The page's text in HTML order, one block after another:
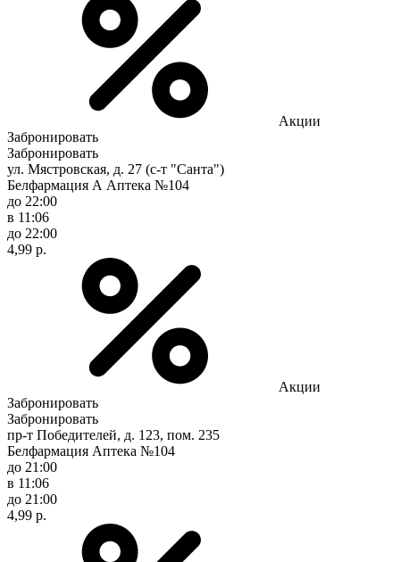
Акции
Забронировать
Забронировать
ул. Мястровская, д. 27 (с-т "Санта")
Белфармация А Аптека №104
до 22:00
в 11:06
до 22:00
4,99 р.
Акции
Забронировать
Забронировать
пр-т Победителей, д. 123, пом. 235
Белфармация Аптека №104
до 21:00
в 11:06
до 21:00
4,99 р.